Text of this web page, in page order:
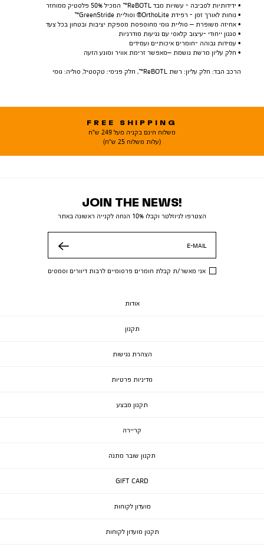
• ידידותיות לסביבה - עשויות מבד ReBOTL™ המכיל 50% פלסטיק ממוחזר
• נוחות לאורך זמן - רפידת OrthoLite® וסוליית GreenStride™
• אחיזה משופרת – סוליית גומי מחוספסת מספקת יציבות ובטחון בכל צעד
• סגנון ייחודי -עיצוב קלאסי עם נגיעות מודרניות
• עמידות גבוהה -חומרים איכותיים ועמידים
• חלק עליון מרשת נושמת –מאפשר זרימת אוויר ומונע הזעה
הרכב הבד: חלק עליון: רשת ReBOTL™, חלק פנימי: טקסטיל, סוליה: גומי
FREE SHIPPING
משלוח חינם בקניה מעל 249 ש"ח
(עלות משלוח 25 ש"ח)
JOIN THE NEWS!
הצטרפו לניוזלטר וקבלו 10% הנחה לקנייה ראשונה באתר
E-MAIL
אני מאשר/ת קבלת חומרים פרסומיים לרבות דיוורים וסמסים
אודות
תקנון
הצהרת נגישות
מדיניות פרטיות
תקנון מבצע
קריירה
תקנון שובר מתנה
GIFT CARD
מועדון לקוחות
תקנון מועדון לקוחות